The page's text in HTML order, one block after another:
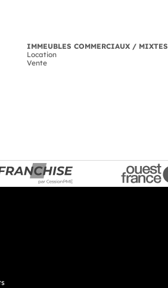
IMMEUBLES COMMERCIAUX / MIXTES
Location
Vente